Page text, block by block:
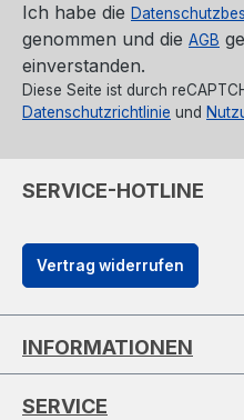
Ich habe die
genommen und die AGB
einverstanden.
Diese Seite ist durch
Datenschutzrichtlinie und
SERVICE-HOTLINE
Vertrag widerrufen
INFORMATIONEN
SERVICE